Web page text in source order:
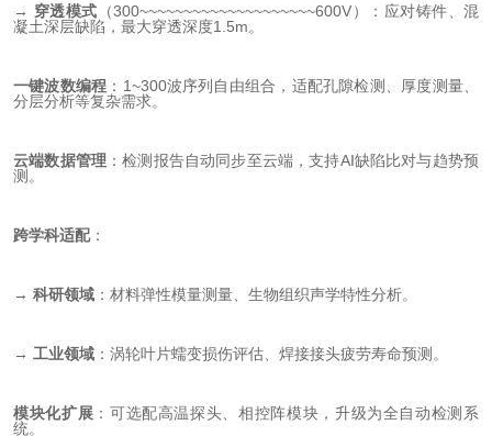
→ 穿透模式 （300~~~~~~~~~~~~~~~~~~~~600V）：应对铸件、混
凝土深层缺陷，最大穿透深度1.5m。
一键波数编程 ：1~300波序列自由组合，适配孔隙检测、厚度测量、
分层分析等复杂需求。
云端数据管理 ：检测报告自动同步至云端，支持AI缺陷比对与趋势预
测。
跨学科适配：
→ 科研领域 ：材料弹性模量测量、生物组织声学特性分析。
→ 工业领域 ：涡轮叶片蠕变损伤评估、焊接接头疲劳寿命预测。
模块化扩展 ：可选配高温探头、相控阵模块，升级为全自动检测系
统。